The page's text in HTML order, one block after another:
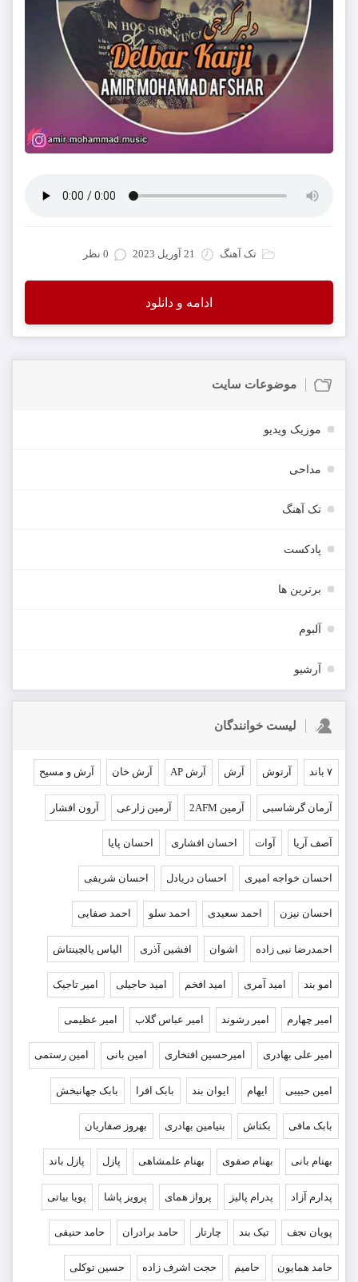
تک آهنگ 21 آوریل 2023 0 نظر
ادامه و دانلود
موضوعات سایت
موزیک ویدیو
مداحی
تک آهنگ
پادکست
برترین ها
آلبوم
آرشیو
لیست خوانندگان
۷ باند آرتوش آرش آرش AP آرش خان آرش و مسیح
آرمان گرشاسبی آرمین 2AFM آرمین زارعی آرون افشار
آصف آریا آوات احسان افشاری احسان پایا
احسان خواجه امیری احسان دریادل احسان شریفی
احسان نیزن احمد سعیدی احمد سلو احمد صفایی
احمدرضا نبی زاده اشوان افشین آذری الیاس یالچینتاش
امو بند امید آمری امید افخم امید حاجیلی امیر تاجیک
امیر چهارم امیر رشوند امیر عباس گلاب امیر عظیمی
امیر علی بهادری امیرحسین افتخاری امین بانی امین رستمی
امین حبیبی ایهام ایوان بند بابک افرا بابک جهانبخش
بابک مافی بکتاش بنیامین بهادری بهروز صفاریان
بهنام بانی بهنام صفوی بهنام علمشاهی پازل پازل باند
پدارم آزاد پدرام پالیز پرواز همای پرویز پاشا پویا بیاتی
پویان نجف تیک بند چارتار حامد برادران حامد حنیفی
حامد همایون حامیم حجت اشرف زاده حسین توکلی